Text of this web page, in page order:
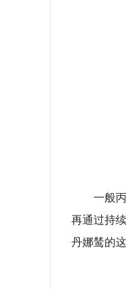
一般
再通过持
丹娜鸶的